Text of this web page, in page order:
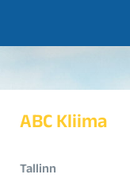
ABC Kliima
Tallinn